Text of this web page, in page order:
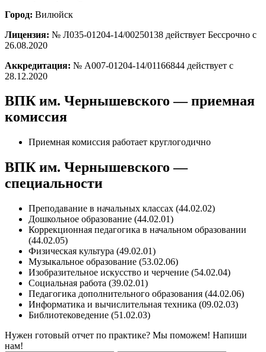
Город: Вилюйск
Лицензия: № Л035-01204-14/00250138 действует Бессрочно с
26.08.2020
Аккредитация: № А007-01204-14/01166844 действует с
28.12.2020
ВПК им. Чернышевского — приемная
комиссия
Приемная комиссия работает круглогодично
ВПК им. Чернышевского —
специальности
Преподавание в начальных классах (44.02.02)
Дошкольное образование (44.02.01)
Коррекционная педагогика в начальном образовании
(44.02.05)
Физическая культура (49.02.01)
Музыкальное образование (53.02.06)
Изобразительное искусство и черчение (54.02.04)
Социальная работа (39.02.01)
Педагогика дополнительного образования (44.02.06)
Информатика и вычислительная техника (09.02.03)
Библиотековедение (51.02.03)
Нужен готовый отчет по практике? Мы поможем! Напиши
нам!